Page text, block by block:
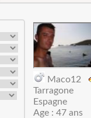
Maco12
Tarragone
Espagne
Age : 47 ans